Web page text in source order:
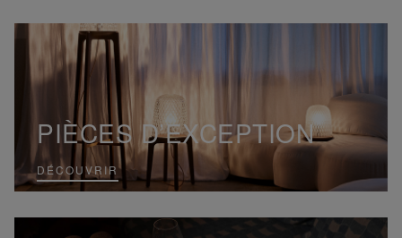
PIÈCES D’EXCEPTION
DÉCOUVRIR